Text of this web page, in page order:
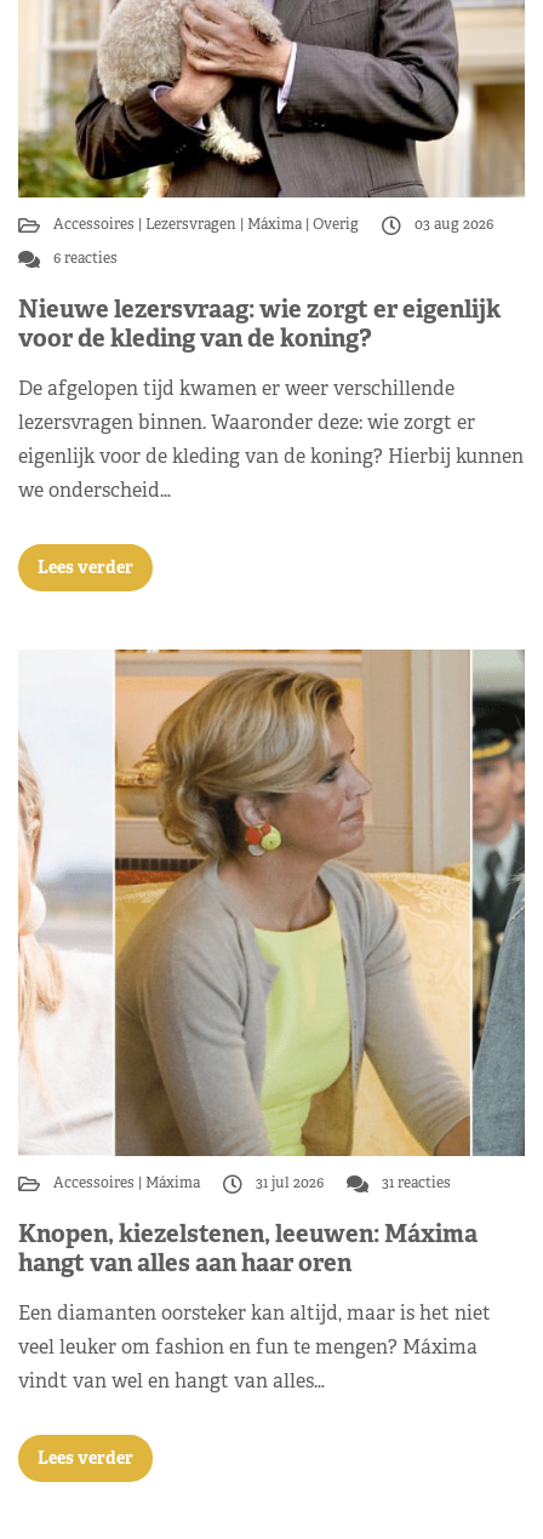
Accessoires Lezersvragen Máxima Overig
03 aug 2026
6 reacties
Nieuwe lezersvraag: wie zorgt er eigenlijk
voor de kleding van de koning?
De afgelopen tijd kwamen er weer verschillende
lezersvragen binnen. Waaronder deze: wie zorgt er
eigenlijk voor de kleding van de koning? Hierbij kunnen
we onderscheid…
Lees verder
Accessoires Máxima 31 jul 2026 31 reacties
Knopen, kiezelstenen, leeuwen: Máxima
hangt van alles aan haar oren
Een diamanten oorsteker kan altijd, maar is het niet
veel leuker om fashion en fun te mengen? Máxima
vindt van wel en hangt van alles…
Lees verder